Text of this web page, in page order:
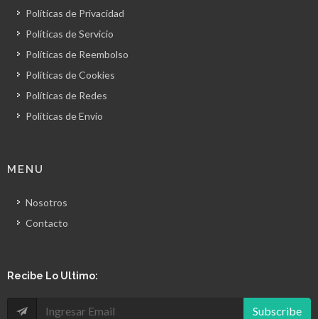
Políticas de Privacidad
Políticas de Servicio
Políticas de Reembolso
Políticas de Cookies
Políticas de Redes
Políticas de Envío
MENU
Nosotros
Contacto
Recibe Lo Ultimo:
Subscribe